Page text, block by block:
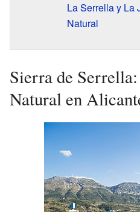
La Serrella y La
Natural
Sierra de
Natural en